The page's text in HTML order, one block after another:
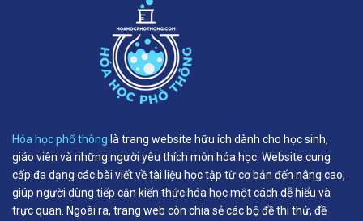
Hóa học phổ thông là trang website hữu ích dành cho học sinh,
giáo viên và những người yêu thích môn hóa học. Website cung
cấp đa dạng các bài viết về tài liệu học tập từ cơ bản đến nâng cao,
giúp người dùng tiếp cận kiến thức hóa học một cách dễ hiểu và
trực quan. Ngoài ra, trang web còn chia sẻ các bộ đề thi thử, đề